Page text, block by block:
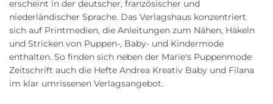
erscheint in der deutscher, französischer und
niederländischer Sprache. Das Verlagshaus konzentriert
sich auf Printmedien, die Anleitungen zum Nähen, Häkeln
und Stricken von Puppen-, Baby- und Kindermode
enthalten. So finden sich neben der Marie's Puppenmode
Zeitschrift auch die Hefte Andrea Kreativ Baby und Filana
im klar umrissenen Verlagsangebot.